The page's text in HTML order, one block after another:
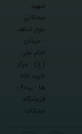
شهید
محلاتی -
بلوار شاهد
- میدان
امام علی
(ع) - مرکز
خرید لاله
ها - پ۶۰ -
فروشگاه
مشکات